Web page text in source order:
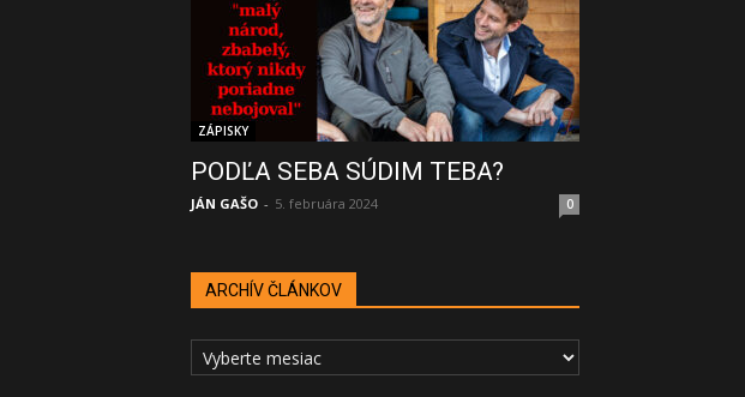
ZÁPISKY
PODĽA SEBA SÚDIM TEBA?
JÁN GAŠO - 5. februára 2024 0
ARCHÍV ČLÁNKOV
ARCHÍV
ČLÁNKOV